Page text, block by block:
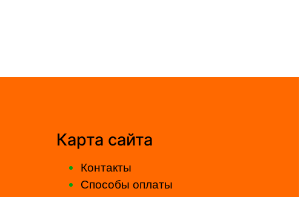
Карта сайта
Контакты
Способы оплаты